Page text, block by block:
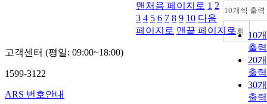
10개씩 출력
10
출력
20
출력
30
출력
조회
맨처음 페이지로 1 2
3 4 5 6 7 8 9 10 다음
페이지로 맨끝 페이지로
고객센터 (평일: 09:00~18:00)
1599-3122
ARS 번호안내